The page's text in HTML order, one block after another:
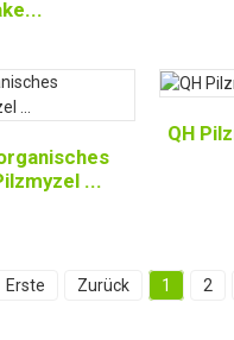
...
QH
Erste Zurück 1 2